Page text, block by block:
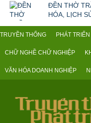
ĐỀN THỜ
HÓA, LỊCH
TRUYỀN THỐNG PHÁT TRIỂN
CHỮ NGHỀ CHỮ NGHIỆP
VĂN HÓA DOANH NGHIỆP